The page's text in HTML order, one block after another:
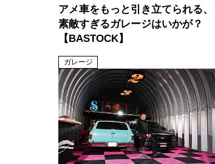
アメ車をもっと引き立てられる、
素敵すぎるガレージはいかが？
【BASTOCK】
ガレージ